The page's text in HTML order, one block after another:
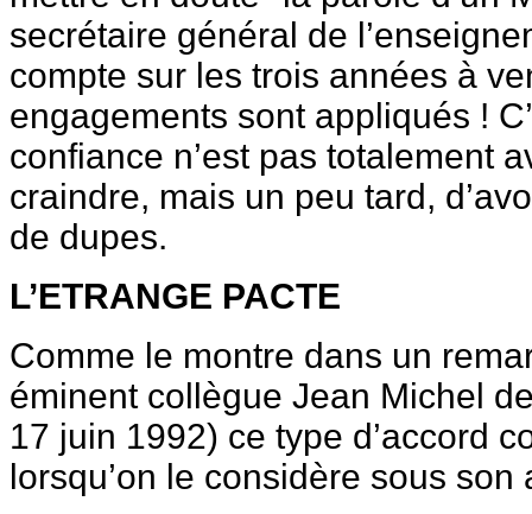
secrétaire général de
compte sur les trois années à
engagements sont appliqués !
confiance n’est pas totalement
craindre, mais un peu tard,
de dupes.
L’ETRANGE PACTE
Comme le montre dans un
éminent collègue Jean Michel
17 juin 1992) ce type d’accord
lorsqu’on le considère sous